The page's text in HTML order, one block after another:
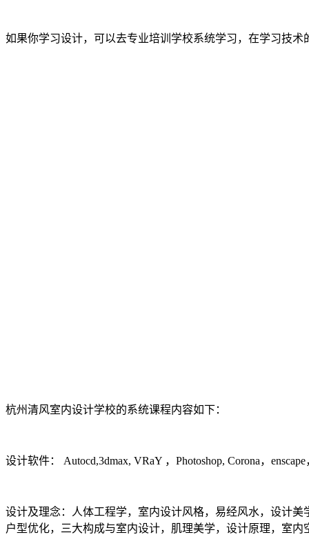
如果你学习设计，可以去专业培训学校系统学习，在学习技术
杭州清风室内设计学校的系统课程内容如下：
设计软件： Autocd,3dmax, VRaY ，Photoshop, Corona，enscape
设计及理念：人体工程学，室内设计风格，易经风水，设计
户型优化，三大构成与室内设计，肌理美学，设计原理，室